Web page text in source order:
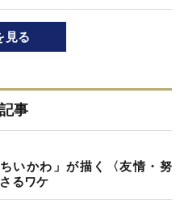
見る
事
いかわ」が描く〈友情・努
るワケ